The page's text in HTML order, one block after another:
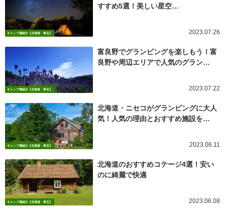
キャンプ場紹介【北海道・東北】
すすめ5選！美しい星空…
2023.07.26
キャンプ場紹介【北海道・東北】
富良野でグランピングを楽しもう！富
良野や周辺エリアで人気のグラン…
2023.07.22
キャンプ場紹介【北海道・東北】
北海道・ニセコがグランピングに大人
気！人気の理由とおすすめ施設を…
2023.06.11
キャンプ場紹介【北海道・東北】
北海道のおすすめコテージ4選！安い
のに綺麗で快適
2023.06.08